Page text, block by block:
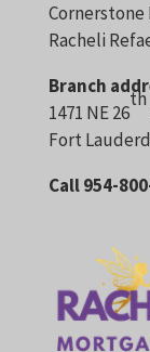
Cornerstone
Racheli
Branch
1471 NE 26
th
Fort
Call 954-